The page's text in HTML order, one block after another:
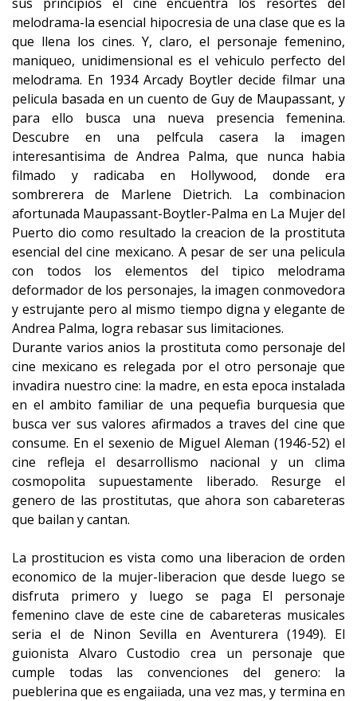
melodrama-la esencial hipocresia de una clase que es la
que llena los cines. Y, claro, el personaje femenino,
maniqueo, unidimensional es el vehiculo perfecto del
melodrama. En 1934 Arcady Boytler decide filmar una
pelicula basada en un cuento de Guy de Maupassant, y
para ello busca una nueva presencia femenina.
Descubre en una pelfcula casera la imagen
interesantisima de Andrea Palma, que nunca habia
filmado y radicaba en Hollywood, donde era
sombrerera de Marlene Dietrich. La combinacion
afortunada Maupassant-Boytler-Palma en La Mujer del
Puerto dio como resultado la creacion de la prostituta
esencial del cine mexicano. A pesar de ser una pelicula
con todos los elementos del tipico melodrama
deformador de los personajes, la imagen conmovedora
y estrujante pero al mismo tiempo digna y elegante de
Andrea Palma, logra rebasar sus limitaciones.
Durante varios anios la prostituta como personaje del
cine mexicano es relegada por el otro personaje que
invadira nuestro cine: la madre, en esta epoca instalada
en el ambito familiar de una pequefia burquesia que
busca ver sus valores afirmados a traves del cine que
consume. En el sexenio de Miguel Aleman (1946-52) el
cine refleja el desarrollismo nacional y un clima
cosmopolita supuestamente liberado. Resurge el
genero de las prostitutas, que ahora son cabareteras
que bailan y cantan.
La prostitucion es vista como una liberacion de orden
economico de la mujer-liberacion que desde luego se
disfruta primero y luego se paga El personaje
femenino clave de este cine de cabareteras musicales
seria el de Ninon Sevilla en Aventurera (1949). El
guionista Alvaro Custodio crea un personaje que
cumple todas las convenciones del genero: la
pueblerina que es engaiiada, una vez mas, y termina en